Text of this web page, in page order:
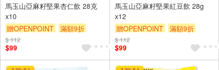
馬玉山亞麻籽堅果杏仁飲 28克
x10
贈OPENPOINT
滿額9折
贈$200
$ 112
$99
馬玉山亞麻籽堅果紅豆飲 28g
x12
贈OPENPOINT
滿額9折
贈$200
$ 112
$99